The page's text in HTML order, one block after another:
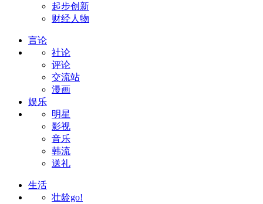
起步创新
财经人物
言论
社论
评论
交流站
漫画
娱乐
明星
影视
音乐
韩流
送礼
生活
壮龄go!